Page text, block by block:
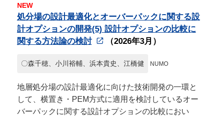
NEW
処分場の設計最適化とオーバーパックに関する設
計オプションの開発(5) 設計オプションの比較に
関する方法論の検討
（2026年3月）
〇森千穂、小川裕輔、浜本貴史、江橋健 NUMO
地層処分場の設計最適化に向けた技術開発の一環と
して、横置き・PEM方式に適用を検討しているオー
バーパックに関する設計オプションの比較におい